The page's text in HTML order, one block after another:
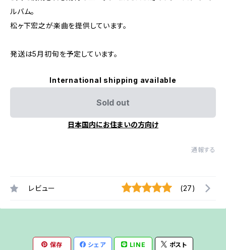
ルバム。
松ヶ下宏之が楽曲を提供しています。
発送は5月初旬を予定しています。
International shipping available
Sold out
日本国内にお住まいの方向け
通報する
レビュー (27)
保存 シェア LINE ポスト